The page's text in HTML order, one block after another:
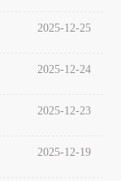
2025-12-25
2025-12-24
2025-12-23
2025-12-19